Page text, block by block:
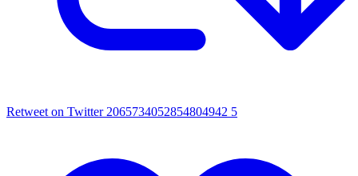
Retweet on Twitter 2065734052854804942 5